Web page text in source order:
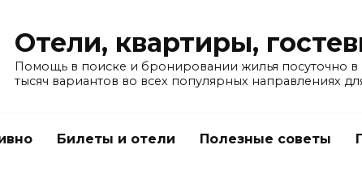
Отели, квартиры,
Помощь в поиске и бронировании жилья посуточно
тысяч вариантов во всех популярных направлениях
Билеты и отели Полезные советы